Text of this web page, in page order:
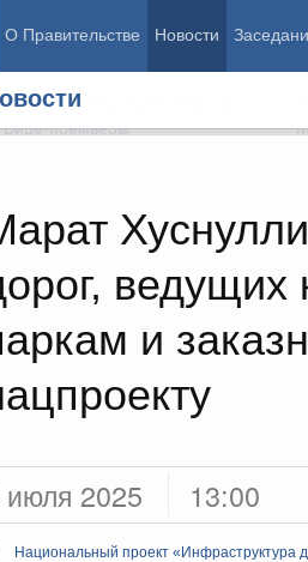
О Правительстве Новости
и
июля 2025 13:00
Национальный проект «Инфраструктура
Председатель Правительства
Вице-премьеры
Демография
Здоровье
Культура
Государство
программы